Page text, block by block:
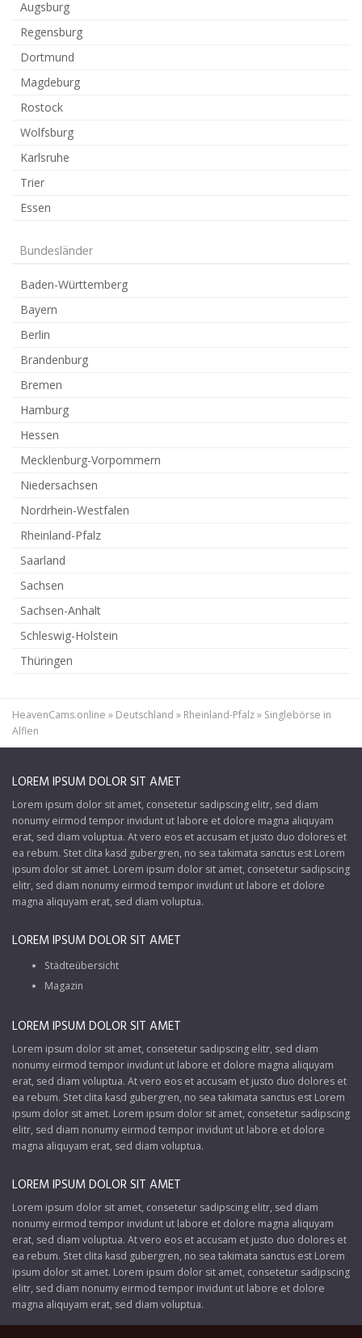
Augsburg
Regensburg
Dortmund
Magdeburg
Rostock
Wolfsburg
Karlsruhe
Trier
Essen
Bundesländer
Baden-Württemberg
Bayern
Berlin
Brandenburg
Bremen
Hamburg
Hessen
Mecklenburg-Vorpommern
Niedersachsen
Nordrhein-Westfalen
Rheinland-Pfalz
Saarland
Sachsen
Sachsen-Anhalt
Schleswig-Holstein
Thüringen
HeavenCams.online » Deutschland » Rheinland-Pfalz» Singlebörse in
Alflen
LOREM IPSUM DOLOR SIT AMET
Lorem ipsum dolor sit amet, consetetur sadipscing elitr, sed diam
nonumy eirmod tempor invidunt ut labore et dolore magna aliquyam
erat, sed diam voluptua. At vero eos et accusam et justo duo dolores et
ea rebum. Stet clita kasd gubergren, no sea takimata sanctus est Lorem
ipsum dolor sit amet. Lorem ipsum dolor sit amet, consetetur sadipscing
elitr, sed diam nonumy eirmod tempor invidunt ut labore et dolore
magna aliquyam erat, sed diam voluptua.
LOREM IPSUM DOLOR SIT AMET
Städteübersicht
Magazin
LOREM IPSUM DOLOR SIT AMET
Lorem ipsum dolor sit amet, consetetur sadipscing elitr, sed diam
nonumy eirmod tempor invidunt ut labore et dolore magna aliquyam
erat, sed diam voluptua. At vero eos et accusam et justo duo dolores et
ea rebum. Stet clita kasd gubergren, no sea takimata sanctus est Lorem
ipsum dolor sit amet. Lorem ipsum dolor sit amet, consetetur sadipscing
elitr, sed diam nonumy eirmod tempor invidunt ut labore et dolore
magna aliquyam erat, sed diam voluptua.
LOREM IPSUM DOLOR SIT AMET
Lorem ipsum dolor sit amet, consetetur sadipscing elitr, sed diam
nonumy eirmod tempor invidunt ut labore et dolore magna aliquyam
erat, sed diam voluptua. At vero eos et accusam et justo duo dolores et
ea rebum. Stet clita kasd gubergren, no sea takimata sanctus est Lorem
ipsum dolor sit amet. Lorem ipsum dolor sit amet, consetetur sadipscing
elitr, sed diam nonumy eirmod tempor invidunt ut labore et dolore
magna aliquyam erat, sed diam voluptua.